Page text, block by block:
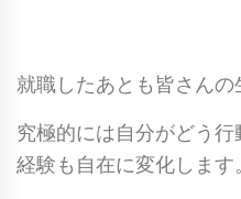
就職したあとも皆さんの
究極的には自分がどう
経験も自在に変化します